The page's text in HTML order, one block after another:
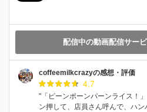
配信中の動画配信サー
coffeemilkcrazyの感想・評価
4.7
"「ピーンポーンパーンライス！
ン押して、店員さん呼んで、ハ